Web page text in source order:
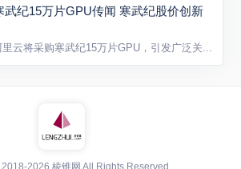
武纪15万片GPU传闻 寒武纪股价创新
云将采购寒武纪15万片GPU，引发广泛关...
2026 棱锥网 All Rights Reserved.